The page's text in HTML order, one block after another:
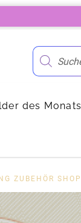
des Monats
ZUBEHÖR SHOP